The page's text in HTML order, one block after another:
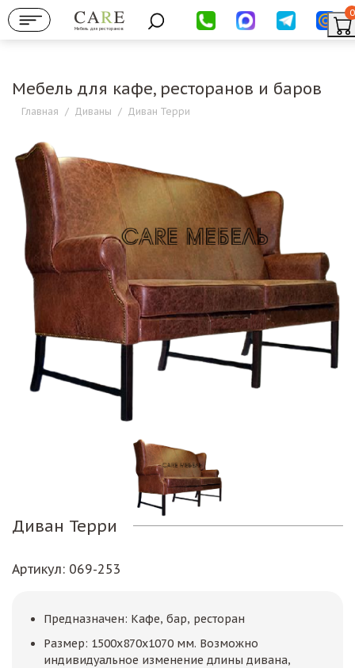
Мебель для ресторанов
0
Мебель для кафе, ресторанов и баров
Главная / Диваны / Диван Терри
Диван Терри
Артикул: 069-253
Предназначен: Кафе, бар, ресторан
Размер: 1500х870х1070 мм. Возможно
индивидуальное изменение длины дивана,